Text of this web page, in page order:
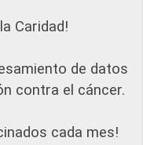
Caridad!
de datos
contra el cáncer.
cada mes!